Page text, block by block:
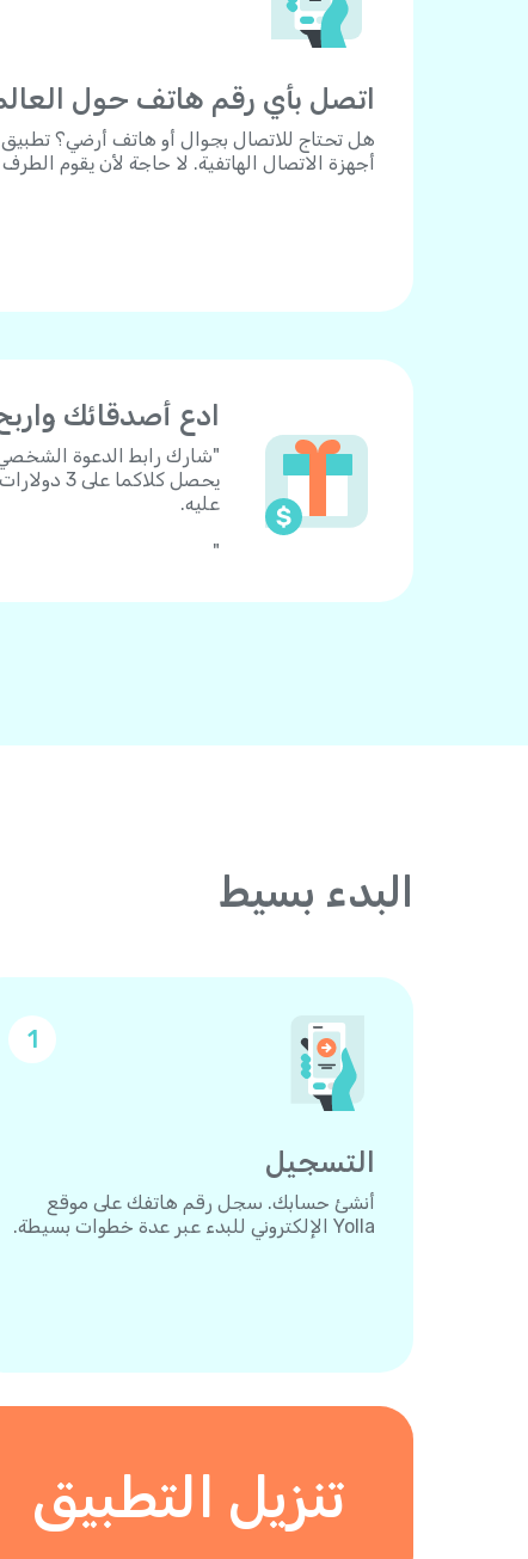
اتصل بأي رقم هاتف حول
أجهزة الاتصال الهاتفية. لا حاجة لأن يقوم
ادع أصدقائك
يحصل
عليه.
"
البدء بسيط
1
التسجيل
أنشئ حسابك. سجل رقم هاتفك على موقع
Yolla الإلكتروني للبدء عبر عدة خطوات بسيطة.
تنزيل التطبيق